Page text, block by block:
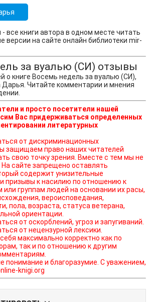
все книги автора в одном месте читать
версии на сайте онлайн библиотеки mir-
за вуалью (СИ) отзывы
о книге Восемь недель за вуалью (СИ),
Дарья. Читайте комментарии и мнения
и просто посетители нашей
Вас придерживаться определенных
литературных
от дискриминационных
свою точку зрения. Вместе с тем мы не
На сайте запрещено оставлять
содержит унизительные
призывы к насилию по отношению к
группам людей на основании их расы,
вероисповедания,
пола, возраста, статуса ветерана,
ориентации.
от оскорблений, угроз и запугиваний.
от нецензурной лексики.
максимально корректно как по
так и по отношению к другим
понимание и благоразумие. С уважением,
knigi.org